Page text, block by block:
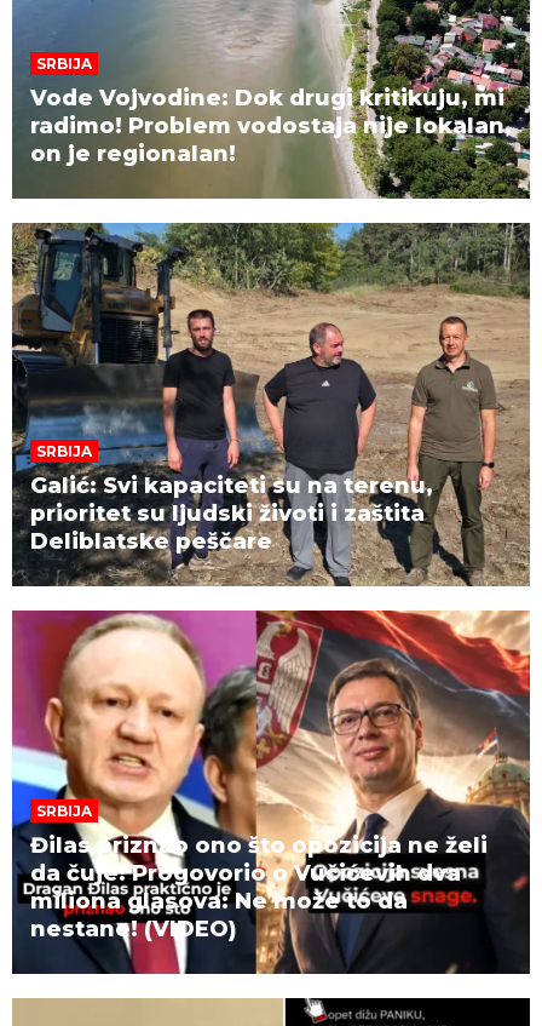
SRBIJA
Vode Vojvodine: Dok drugi kritikuju, mi
radimo! Problem vodostaja nije lokalan,
on je regionalan!
SRBIJA
Galić: Svi kapaciteti su na terenu,
prioritet su ljudski životi i zaštita
Deliblatske peščare
SRBIJA
Đilas priznao ono što opozicija ne želi
da čuje! Progovorio o Vučićevih dva
miliona glasova: Ne može to da
nestane! (VIDEO)